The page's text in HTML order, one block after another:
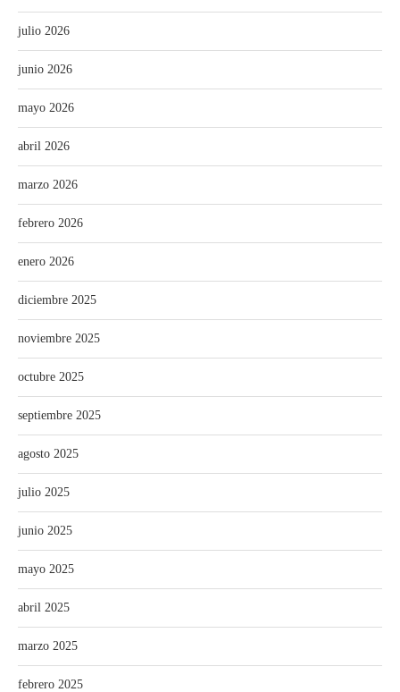
julio 2026
junio 2026
mayo 2026
abril 2026
marzo 2026
febrero 2026
enero 2026
diciembre 2025
noviembre 2025
octubre 2025
septiembre 2025
agosto 2025
julio 2025
junio 2025
mayo 2025
abril 2025
marzo 2025
febrero 2025